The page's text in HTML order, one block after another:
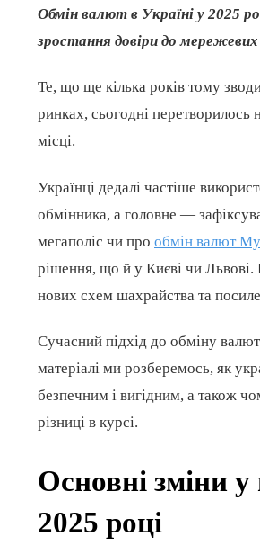
Обмін валют в Україні у 2025
зростання довіри до
Те, що ще кілька років тому
ринках, сьогодні
місці.
Українці дедалі частіше
обмінника, а головне —
мегаполіс чи про обмін валют
рішення, що й у Києві чи
нових схем шахрайства та
Сучасний підхід до обміну
матеріалі ми розберемось, як
безпечним і вигідним, а також
різниці в курсі.
Основні зміни
2025 році